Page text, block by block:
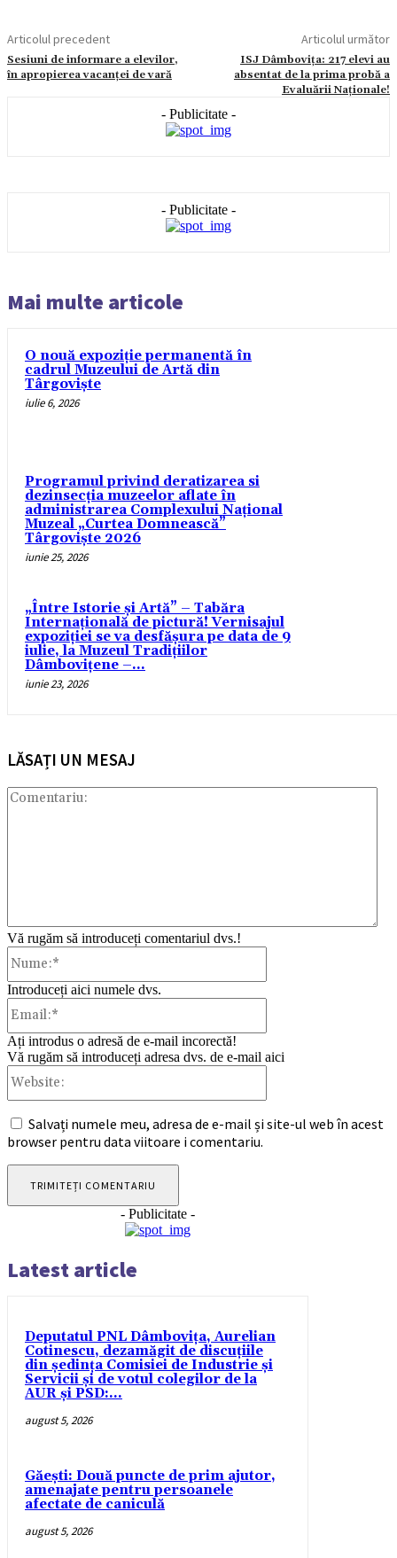
Articolul precedent
Sesiuni de informare a elevilor,
în apropierea vacanței de vară
Articolul următor
ISJ Dâmbovița: 217 elevi au
absentat de la prima probă a
Evaluării Naționale!
- Publicitate -
- Publicitate -
Mai multe articole
O nouă expoziție permanentă în
cadrul Muzeului de Artă din
Târgoviște
iulie 6, 2026
Programul privind deratizarea si
dezinsecția muzeelor aflate în
administrarea Complexului Național
Muzeal „Curtea Domnească”
Târgoviște 2026
iunie 25, 2026
„Între Istorie și Artă” – Tabăra
Internațională de pictură! Vernisajul
expoziţiei se va desfăşura pe data de 9
iulie, la Muzeul Tradițiilor
Dâmbovițene –...
iunie 23, 2026
LĂSAȚI UN MESAJ
Vă rugăm să introduceți comentariul dvs.!
Introduceți aici numele dvs.
Ați introdus o adresă de e-mail incorectă!
Vă rugăm să introduceți adresa dvs. de e-mail aici
Salvați numele meu, adresa de e-mail și site-ul web în acest
browser pentru data viitoare i comentariu.
- Publicitate -
Latest article
Deputatul PNL Dâmbovița, Aurelian
Cotinescu, dezamăgit de discuțiile
din ședința Comisiei de Industrie și
Servicii și de votul colegilor de la
AUR și PSD:...
august 5, 2026
Găești: Două puncte de prim ajutor,
amenajate pentru persoanele
afectate de caniculă
august 5, 2026